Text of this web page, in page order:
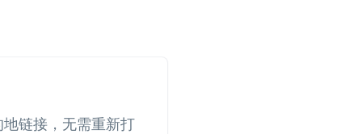
链接，无需重新打